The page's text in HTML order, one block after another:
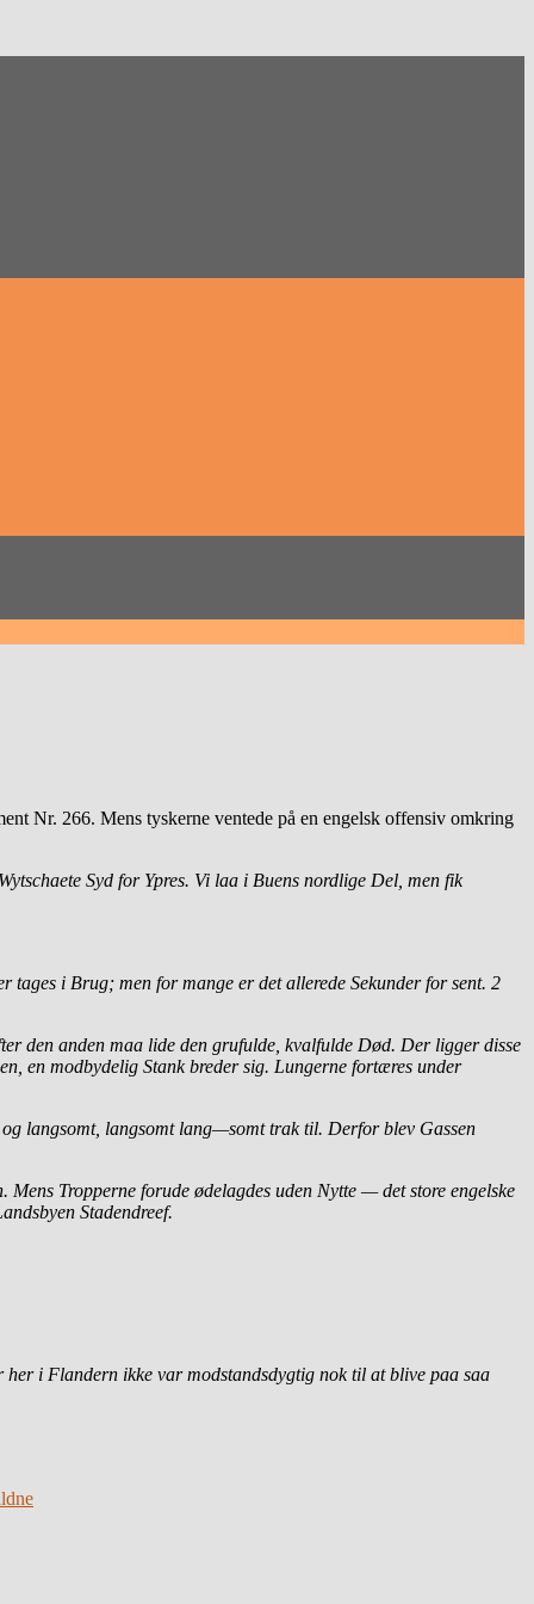
Nr. 266. Mens tyskerne ventede på en engelsk offensiv omkring
Syd for Ypres. Vi laa i Buens nordlige Del, men fik
i Brug; men for mange er det allerede Sekunder for sent. 2
den anden maa lide den grufulde, kvalfulde Død. Der ligger disse
en modbydelig Stank breder sig. Lungerne fortæres under
langsomt, langsomt lang—somt trak til. Derfor blev Gassen
Tropperne forude ødelagdes uden Nytte — det store engelske
Stadendreef.
i Flandern ikke var modstandsdygtig nok til at blive paa saa